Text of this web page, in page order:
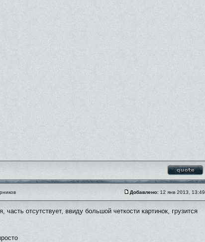
Добавлено: 12 янв 2013, 13:49
часть отсутствует, ввиду большой четкости картинок, грузится